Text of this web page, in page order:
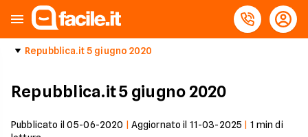
Repubblica.it 5 giugno 2020
Repubblica.it 5 giugno 2020
Pubblicato il 05-06-2020 Aggiornato il 11-03-2025 1 min di